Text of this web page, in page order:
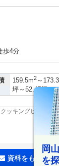
歩4分
159.5m2～
坪～52.45坪
クッキングヒータ
資料をもらう（
岡
を